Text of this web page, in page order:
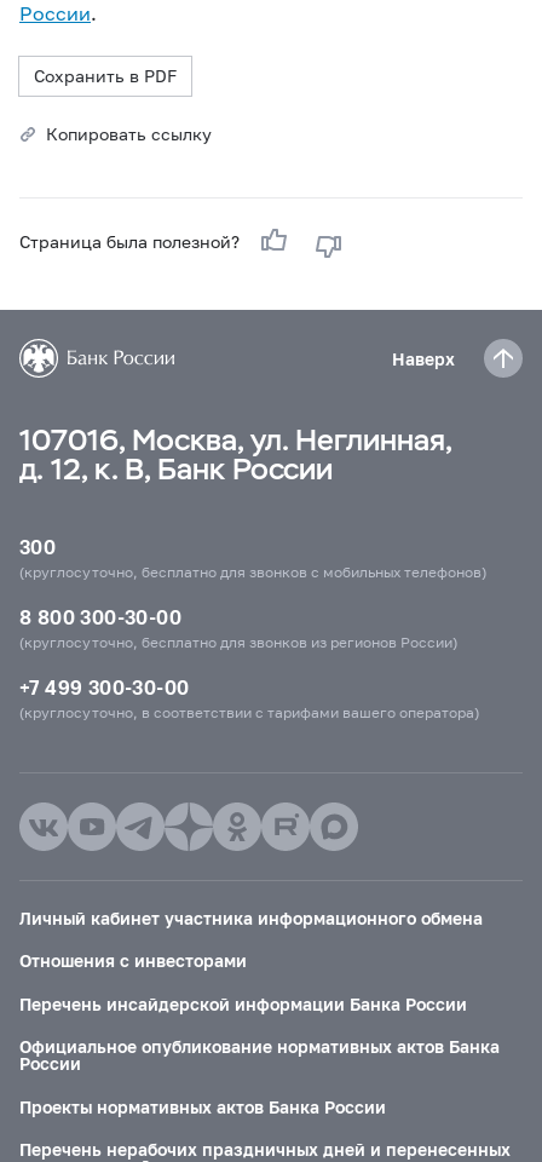
России.
Сохранить в PDF
Копировать ссылку
Страница была полезной?
Наверх
107016, Москва, ул. Неглинная,
д. 12, к. В, Банк России
300
(круглосуточно, бесплатно для звонков с мобильных телефонов)
8 800 300-30-00
(круглосуточно, бесплатно для звонков из регионов России)
+7 499 300-30-00
(круглосуточно, в соответствии с тарифами вашего оператора)
Личный кабинет участника информационного обмена
Отношения с инвесторами
Перечень инсайдерской информации Банка России
Официальное опубликование нормативных актов Банка
России
Проекты нормативных актов Банка России
Перечень нерабочих праздничных дней и перенесенных